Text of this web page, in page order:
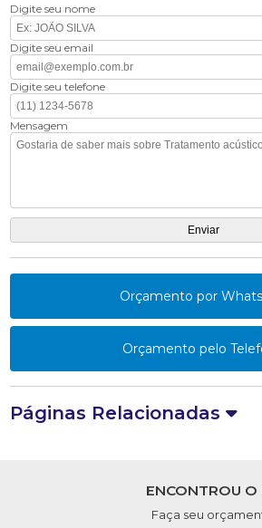
Digite seu nome
Digite seu email
Digite seu telefone
Mensagem
Orçamento por
Orçamento pelo
Páginas Relacionadas
ENCONTROU O
Faça seu